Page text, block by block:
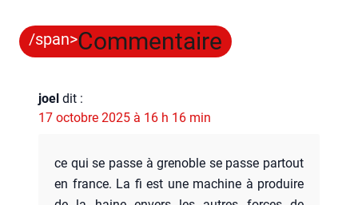
/span>Commentaire
joel dit :
17 octobre 2025 à 16 h 16 min
ce qui se passe à gre­noble se passe par­tout
en france. La fi est une machine à pro­duire